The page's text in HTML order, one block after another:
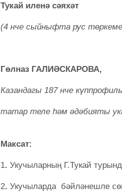
Тукай иленә сәяхәт
(4 нче сыйныфта рус
Гөлназ ГАЛИӘСКАРОВА,
Казандагы 187 нче
татар теле һәм әдәбияты
Максат:
1. Укучыларның Г.Тукай
2. Укучыларда бәйләнешле